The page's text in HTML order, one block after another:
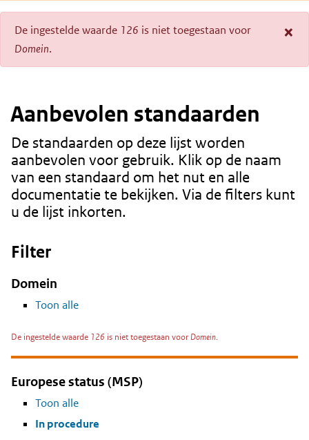
×
Foutmelding
De ingestelde waarde 126 is niet toegestaan voor
Domein.
Aanbevolen standaarden
Content
De standaarden op deze lijst worden
aanbevolen voor gebruik. Klik op de naam
van een standaard om het nut en alle
documentatie te bekijken. Via de filters kunt
u de lijst inkorten.
Filter
Domein
Toon alle
De ingestelde waarde 126 is niet toegestaan voor Domein.
Europese status (MSP)
Toon alle
In procedure